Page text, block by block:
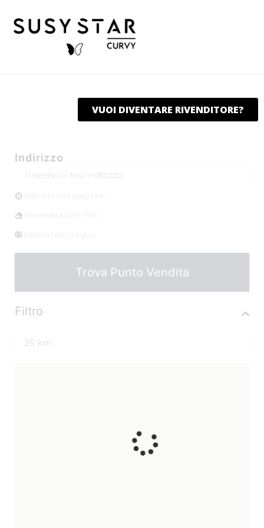
VUOI DIVENTARE RIVENDITORE?
Indirizzo
Rileva la mia posizione
Reimposta tutti i filtri
Mostra tutti i negozi
Trova Punto Vendita
Filtro